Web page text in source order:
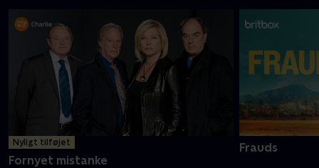
Nyligt tilføjet
Fornyet mistanke
Frauds